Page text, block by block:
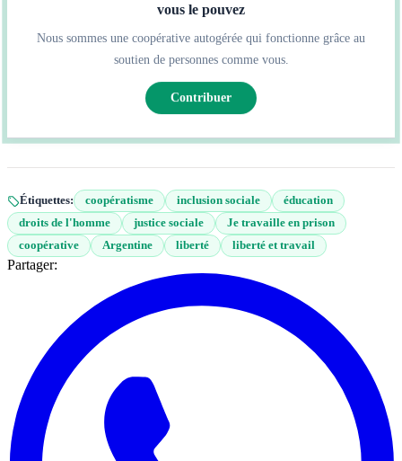
vous le pouvez
Nous sommes une coopérative autogérée qui fonctionne grâce au
soutien de personnes comme vous.
Contribuer
Étiquettes: coopératisme inclusion sociale
éducation
droits de l'homme
justice sociale
Je travaille en prison
coopérative
Argentine liberté liberté et travail
Partager: